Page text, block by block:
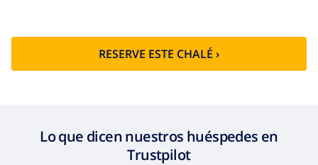
RESERVE ESTE CHALÉ ›
Lo que dicen nuestros huéspedes en
Trustpilot